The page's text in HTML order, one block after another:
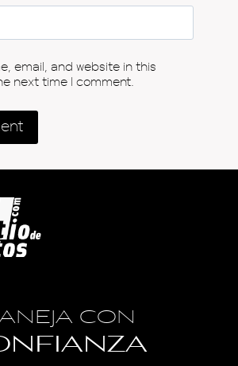
email, and website in this
next time I comment.
CON